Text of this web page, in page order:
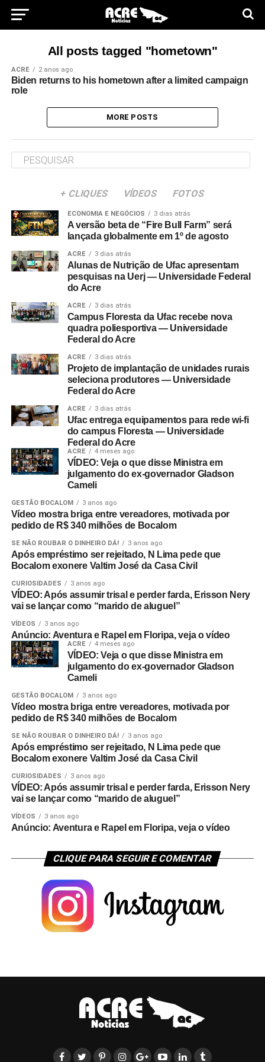
All posts tagged "hometown"
ACRE 2 anos ago
Biden returns to his hometown after a limited campaign
role
MORE POSTS
+ CLIQUES VÍDEOS FOTOS
ECONOMIA E NEGÓCIOS 3 dias atrás
A versão beta de “Fire Bull Farm” será
lançada globalmente em 1º de agosto
ACRE 3 dias atrás
Alunas de Nutrição de Ufac apresentam
pesquisas na Uerj — Universidade Federal
do Acre
ACRE 3 dias atrás
Campus Floresta da Ufac recebe nova
quadra poliesportiva — Universidade
Federal do Acre
ACRE 3 dias atrás
Projeto de implantação de unidades rurais
seleciona produtores — Universidade
Federal do Acre
ACRE 3 dias atrás
Ufac entrega equipamentos para rede wi-fi
do campus Floresta — Universidade
Federal do Acre
ACRE 4 meses ago
VÍDEO: Veja o que disse Ministra em
julgamento do ex-governador Gladson
Cameli
GESTÃO BOCALOM 3 anos ago
Vídeo mostra briga entre vereadores, motivada por
pedido de R$ 340 milhões de Bocalom
SE NÃO ROUBAR O DINHEIRO DÁ! 3 anos ago
Após empréstimo ser rejeitado, N Lima pede que
Bocalom exonere Valtim José da Casa Civil
CURIOSIDADES 3 anos ago
VÍDEO: Após assumir trisal e perder farda, Erisson Nery
vai se lançar como “marido de aluguel”
VÍDEOS 3 anos ago
Anúncio: Aventura e Rapel em Floripa, veja o vídeo
ACRE 4 meses ago
VÍDEO: Veja o que disse Ministra em
julgamento do ex-governador Gladson
Cameli
GESTÃO BOCALOM 3 anos ago
Vídeo mostra briga entre vereadores, motivada por
pedido de R$ 340 milhões de Bocalom
SE NÃO ROUBAR O DINHEIRO DÁ! 3 anos ago
Após empréstimo ser rejeitado, N Lima pede que
Bocalom exonere Valtim José da Casa Civil
CURIOSIDADES 3 anos ago
VÍDEO: Após assumir trisal e perder farda, Erisson Nery
vai se lançar como “marido de aluguel”
VÍDEOS 3 anos ago
Anúncio: Aventura e Rapel em Floripa, veja o vídeo
CLIQUE PARA SEGUIR E COMENTAR